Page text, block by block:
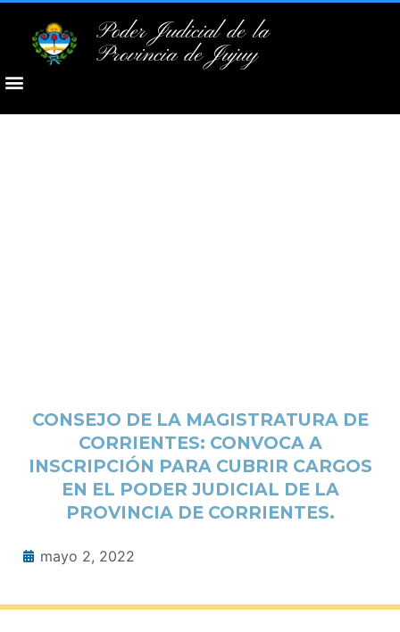
Poder Judicial de la
Provincia de Jujuy
CONSEJO DE LA MAGISTRATURA DE
CORRIENTES: CONVOCA A
INSCRIPCIÓN PARA CUBRIR CARGOS
EN EL PODER JUDICIAL DE LA
PROVINCIA DE CORRIENTES.
mayo 2, 2022